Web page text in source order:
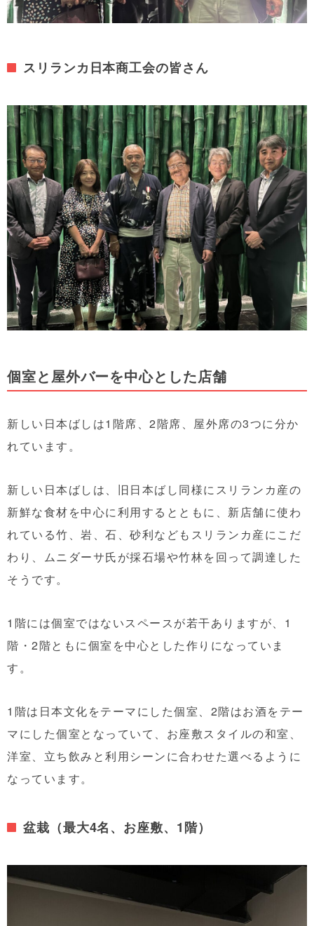
スリランカ日本商工会の皆さん
個室と屋外バーを中心とした店舗
新しい日本ばしは1階席、2階席、屋外席の3つに分か
れています。
新しい日本ばしは、旧日本ばし同様にスリランカ産の
新鮮な食材を中心に利用するとともに、新店舗に使わ
れている竹、岩、石、砂利などもスリランカ産にこだ
わり、ムニダーサ氏が採石場や竹林を回って調達した
そうです。
1階には個室ではないスペースが若干ありますが、1
階・2階ともに個室を中心とした作りになっていま
す。
1階は日本文化をテーマにした個室、2階はお酒をテー
マにした個室となっていて、お座敷スタイルの和室、
洋室、立ち飲みと利用シーンに合わせた選べるように
なっています。
盆栽（最大4名、お座敷、1階）